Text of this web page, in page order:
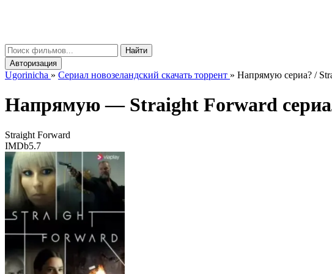
Найти
Авторизация
Ugorinicha » Сериал новозеландский скачать торрент » Напрямую сериа? /
Напрямую — Straight Forward
Straight Forward
IMDb5.7